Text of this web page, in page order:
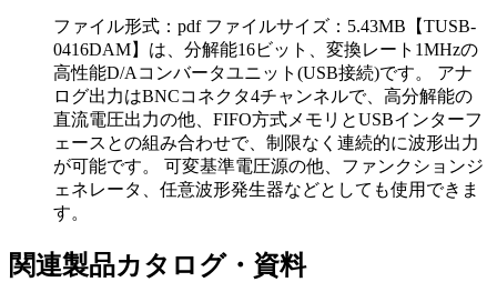
ファイル形式：pdf ファイルサイズ：5.43MB 【TUSB-
0416DAM】は、分解能16ビット、変換レート1MHzの
高性能D/Aコンバータユニット(USB接続)です。 アナ
ログ出力はBNCコネクタ4チャンネルで、高分解能の
直流電圧出力の他、FIFO方式メモリとUSBインターフ
ェースとの組み合わせで、制限なく連続的に波形出力
が可能です。 可変基準電圧源の他、ファンクションジ
ェネレータ、任意波形発生器などとしても使用できま
す。
関連製品カタログ・資料